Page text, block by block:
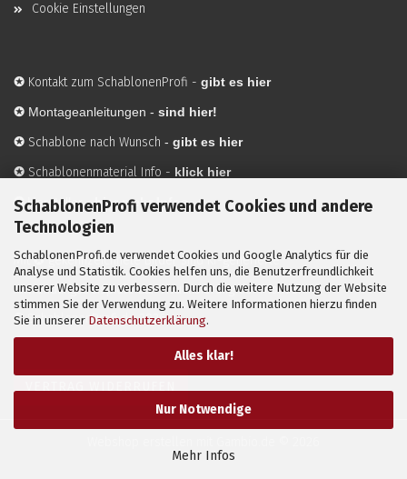
SchablonenProfi verwendet Cookies und andere
Technologien
SchablonenProfi.de verwendet Cookies und Google Analytics für die
Analyse und Statistik. Cookies helfen uns, die Benutzerfreundlichkeit
unserer Website zu verbessern. Durch die weitere Nutzung der Website
stimmen Sie der Verwendung zu. Weitere Informationen hierzu finden
Sie in unserer Datenschutzerklärung.
Alles klar!
Nur Notwendige
Mehr Infos
Cookie Einstellungen
✪ Kontakt zum SchablonenProfi - gibt es hier
✪ Montageanleitungen - sind hier!
✪ Schablone nach Wunsch - gibt es hier
✪ Schablonenmaterial Info - klick hier
✪Hersteller-hier mehr Infos
Mit ✪ gekennzeichnete Bilder sind KI-generierte
Anwendungsbeispiele zur Visualisierung der Motive.
© SchablonenProfi.de2026